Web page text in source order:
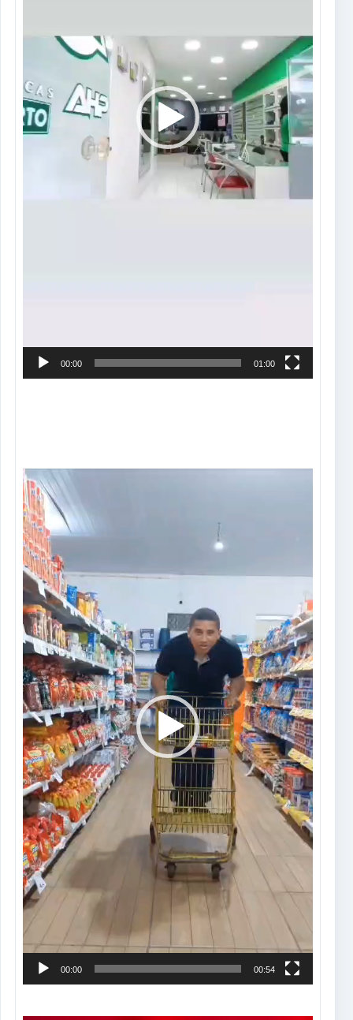
00:00 01:00
Tocador
de
vídeo
00:00 00:54